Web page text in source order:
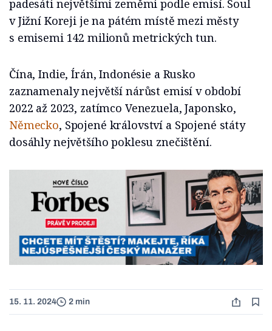
padesáti největšími zeměmi podle emisí. Soul
v Jižní Koreji je na pátém místě mezi městy
s emisemi 142 milionů metrických tun.
Čína, Indie, Írán, Indonésie a Rusko
zaznamenaly největší nárůst emisí v období
2022 až 2023, zatímco Venezuela, Japonsko,
Německo, Spojené království a Spojené státy
dosáhly největšího poklesu znečištění.
15. 11. 2024 2 min